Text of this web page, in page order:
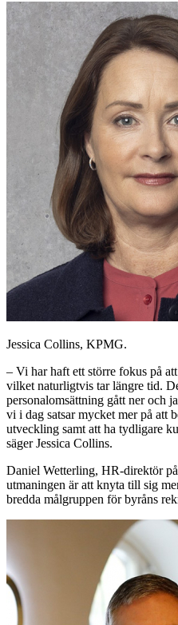
Jessica Collins, KPMG.
– Vi har haft ett större fokus på
vilket naturligtvis tar längre tid.
personalomsättning gått ner och
vi i dag satsar mycket mer på att
utveckling samt att ha tydligare
säger Jessica Collins.
Daniel Wetterling, HR-direktör
utmaningen är att knyta till sig
bredda målgruppen för byråns